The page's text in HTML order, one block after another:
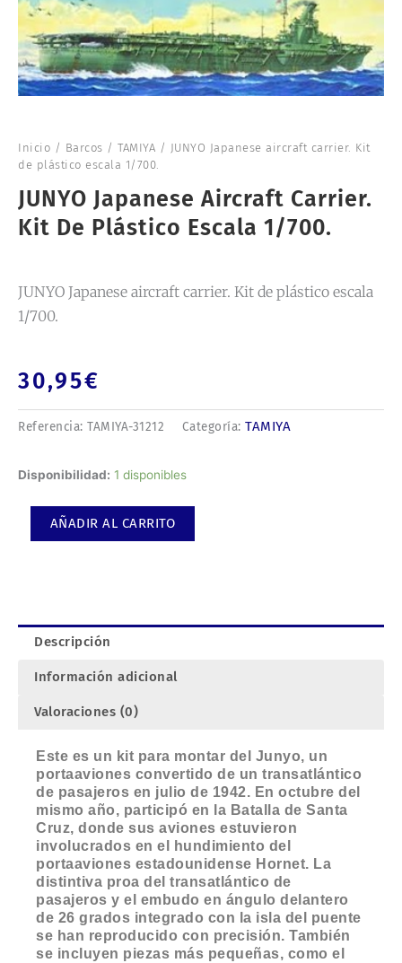
Inicio / Barcos / TAMIYA / JUNYO Japanese aircraft carrier. Kit
de plástico escala 1/700.
JUNYO Japanese Aircraft Carrier.
Kit De Plástico Escala 1/700.
JUNYO Japanese aircraft carrier. Kit de plástico escala
1/700.
30,95€
Referencia: TAMIYA-31212 Categoría: TAMIYA
Disponibilidad: 1 disponibles
JUNYO
1/700.
AÑADIR AL CARRITO
Descripción
Información adicional
Valoraciones (0)
Este es un kit para montar del Junyo, un
portaaviones convertido de un transatlántico
de pasajeros en julio de 1942. En octubre del
mismo año, participó en la Batalla de Santa
Cruz, donde sus aviones estuvieron
involucrados en el hundimiento del
portaaviones estadounidense Hornet. La
distintiva proa del transatlántico de
pasajeros y el embudo en ángulo delantero
de 26 grados integrado con la isla del puente
se han reproducido con precisión. También
se incluyen piezas más pequeñas, como el